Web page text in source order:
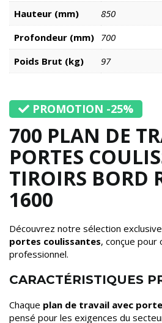
Hauteur (mm)
850
Profondeur (mm) 700
Poids Brut (kg)
97
700 PLAN DE
PORTES
TIROIRS BORD
1600
Découvrez notre sélection
portes coulissantes, conçue
professionnel.
CARACTÉRISTIQUES
Chaque plan de travail avec
pensé pour les exigences du
PROMOTION -25%